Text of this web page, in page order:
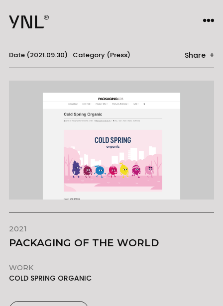
Date (2021.09.30) Category (Press) Share +
2021
PACKAGING OF THE WORLD
WORK
COLD SPRING ORGANIC